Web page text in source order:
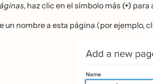
, haz clic en el símbolo más (+) para
un nombre a esta página (por ejemplo,